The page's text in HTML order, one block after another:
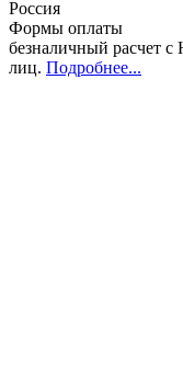
Россия
Формы оплаты
безналичный расчет
лиц. Подробнее...